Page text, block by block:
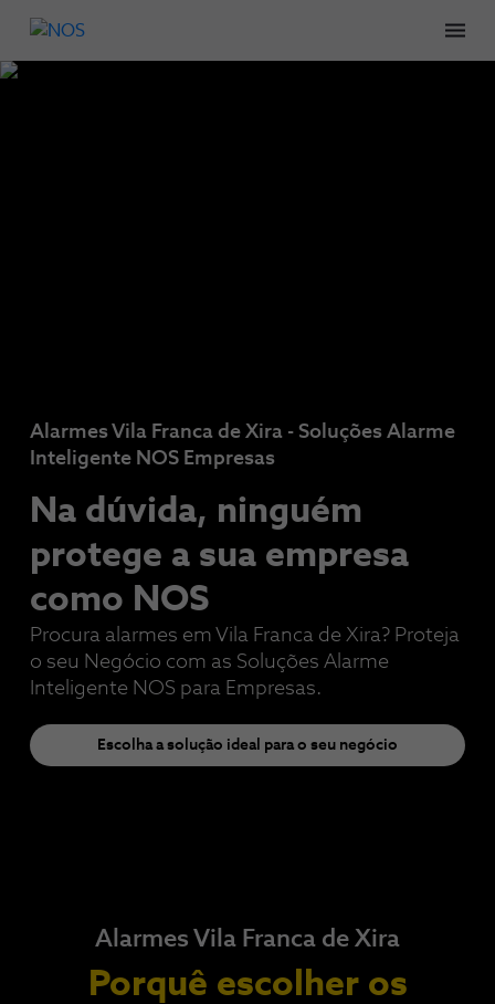
Alarmes Vila Franca de Xira - Soluções Alarme
Inteligente NOS Empresas
Na dúvida, ninguém
protege a sua empresa​
como NOS
Procura alarmes em Vila Franca de Xira? Proteja
o seu Negócio com as Soluções Alarme
Inteligente NOS para Empresas.
Escolha a solução ideal para o seu negócio
Alarmes Vila Franca de Xira
Porquê escolher os